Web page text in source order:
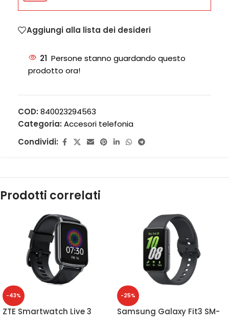
Aggiungi alla lista dei desideri
21 Persone stanno guardando questo
prodotto ora!
COD: 840023294563
Categoria: Accesori telefonia
Condividi:
Prodotti correlati
-43%
ZTE Smartwatch Live 3
-25%
Samsung Galaxy Fit3 SM-